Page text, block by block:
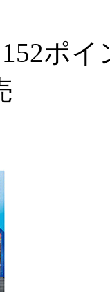
152ポ